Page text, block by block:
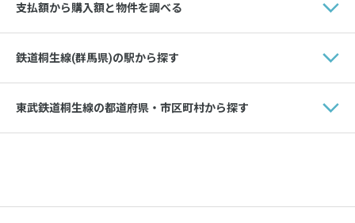
支払額から購入額と物件を調べる
鉄道桐生線(群馬県)の駅から探す
東武鉄道桐生線の都道府県・市区町村から探す